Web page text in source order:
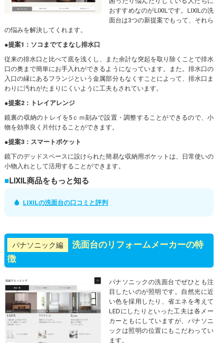
おすすめなのがLIXILです。LIXILの洗
面台は3つの新提案でもって、それら
の悩みを解決してくれます。
●提案1：ソコまでてまなし排水口
従来の排水口と比べて底を浅くし、また余計な突起を取り除くことで排水
口の奥まで簡単にお手入れができるようになっています。また。排水口の
入口の縁にあるフランジという金属部分もなくすことによって、排水口ま
わりに汚れがたまりにくいように工夫もされています。
●提案2：トレイアレンジ
鏡裏の収納のトレイを5ｃｍ刻みで設置・調整することができるので、小
物を効率良く片付けることができます。
●提案3：スマートポケット
鏡下のデッドスペースに設けられた簡易な収納用ポケットは、日常使いの
小物入れとして活用することができます。
LIXIL商品をもっと知る
LIXILの洗面台の口コミと評判
パナソニック編
洗面台のリフォームメーカーの特
徴
パナソニックの洗面台でぜひとも注
目したいのが照明です。自然光に近
い色を採用したり、省エネを考えて
LEDにしたりといった工夫は各メー
カーともにしていますが、パナソニ
ックは照明の位置にもこだわってい
ます。